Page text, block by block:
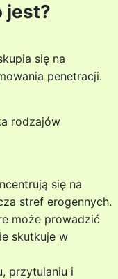
jest?
się na
penetracji.
rodzajów
się na
stref erogennych.
może prowadzić
skutkuje w
przytulaniu i